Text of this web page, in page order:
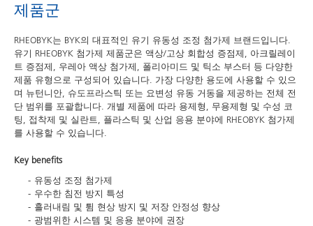
제품군
RHEOBYK는 BYK의 대표적인 유기 유동성 조정 첨가제 브랜드입니다.
유기 RHEOBYK 첨가제 제품군은 액상/고상 회합성 증점제, 아크릴레이
트 증점제, 우레아 액상 첨가제, 폴리아미드 및 틱소 부스터 등 다양한
제품 유형으로 구성되어 있습니다. 가장 다양한 용도에 사용할 수 있으
며 뉴턴니안, 슈도프라스틱 또는 요변성 유동 거동을 제공하는 전체 전
단 범위를 포괄합니다. 개별 제품에 따라 용제형, 무용제형 및 수성 코
팅, 접착제 및 실란트, 플라스틱 및 산업 응용 분야에 RHEOBYK 첨가제
를 사용할 수 있습니다.
Key benefits
유동성 조정 첨가제
우수한 침전 방지 특성
흘러내림 및 튐 현상 방지 및 저장 안정성 향상
광범위한 시스템 및 응용 분야에 권장